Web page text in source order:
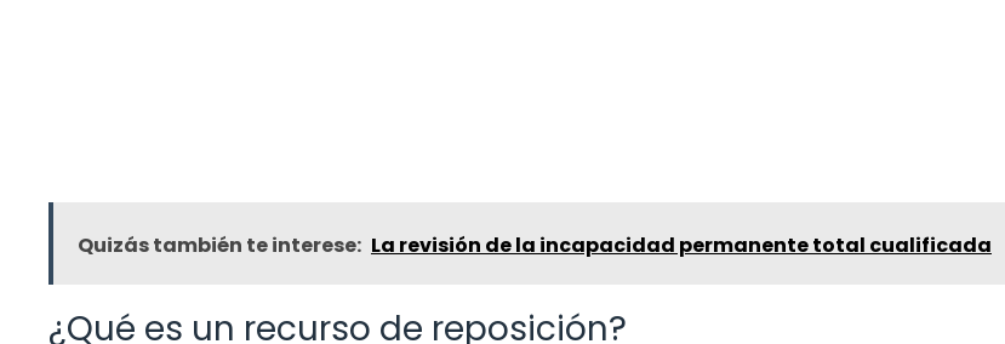
Quizás también te interese: La revisión de la incapacidad permanente total cualificada
¿Qué es un recurso de reposición?